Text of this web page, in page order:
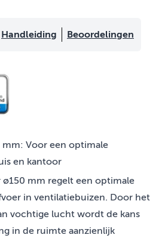
Handleiding Beoordelingen
mm: Voor een optimale
en kantoor
mm regelt een optimale
in ventilatiebuizen. Door het
vochtige lucht wordt de kans
in de ruimte aanzienlijk